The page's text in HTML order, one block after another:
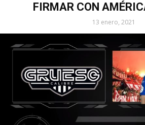
FIRMAR CON
13 enero, 2021